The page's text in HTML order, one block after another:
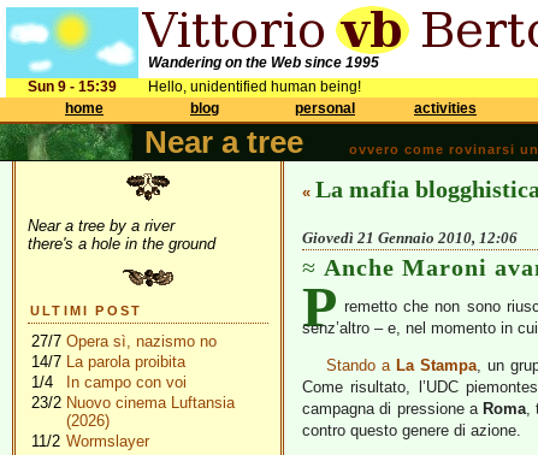
Wandering on the Web since 1995
Sun 9 - 15:39
Hello, unidentified human being!
home
blog personal activities
Near a tree ovvero come rovinarsi
Near a tree by a river
there's a hole in the ground
ULTIMI POST
27/7 Opera sì, nazismo no
14/7 La parola proibita
1/4
In campo con voi
23/2 Nuovo cinema Luftansia
(2026)
11/2 Wormslayer
« La mafia
Giovedì 21 Gennaio 2010, 12:06
Anche Maroni
P remetto che non sono
senz’altro – e, nel momento in
Stando a La Stampa, un
Come risultato, l’UDC
campagna di pressione a Roma,
contro questo genere di azione.